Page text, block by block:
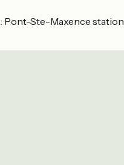
: Pont-Ste-Maxence station